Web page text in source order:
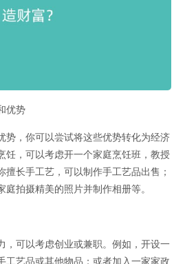
优势
势，你可以尝试将这些优势转化为经济
饪，可以考虑开一个家庭烹饪班，教授
长手工艺，可以制作手工艺品出售；
拍摄精美的照片并制作相册等。
，可以考虑创业或兼职。例如，开设一
工艺品或其他物品；或者加入一家家政